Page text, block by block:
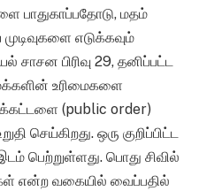
பாதுகாப்பதோடு, மதம்
எடுக்கவும்
சாசன பிரிவு 29, தனிப்பட்ட
உரிமைகளை
(public order)
செய்கிறது. ஒரு குறிப்பிட்ட
இடம் பெற்றுள்ளது. பொது சிவில்
என்ற வகையில் வைப்பதில்